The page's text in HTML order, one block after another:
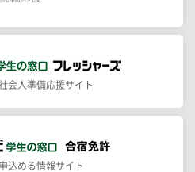
会人準備応援サイト
込める情報サイト